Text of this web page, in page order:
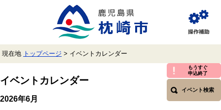
で
ば
本
へ
覧
補
現在地 トップページ > イベントカレンダー
イベントカレンダー
もうすぐ
申込終了
イベント検索
2026年6月